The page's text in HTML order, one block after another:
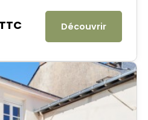
TTC Découvrir